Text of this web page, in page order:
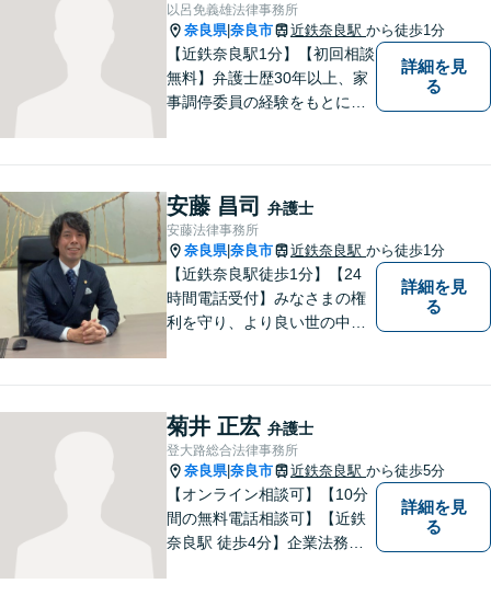
以呂免義雄法律事務所
奈良県|奈良市 近鉄奈良駅 から徒歩1分
【近鉄奈良駅1分】【初回相談
無料】弁護士歴30年以上、家
事調停委員の経験をもとに複
発生前のご相談も受け付けて
おります。【電話相談可】
詳細を見
る
安藤 昌司 弁護士
安藤法律事務所
奈良県|奈良市 近鉄奈良駅 から徒歩1分
【近鉄奈良駅徒歩1分】【24
時間電話受付】みなさまの権
利を守り、より良い世の中に
ています。法律トラブルでお
悩みごとがありましたら、お
気軽にご相談ください。
詳細を見
る
菊井 正宏 弁護士
登大路総合法律事務所
奈良県|奈良市 近鉄奈良駅 から徒歩5分
【オンライン相談可】【10分
間の無料電話相談可】【近鉄
奈良駅 徒歩4分】企業法務／
詳細を見
る